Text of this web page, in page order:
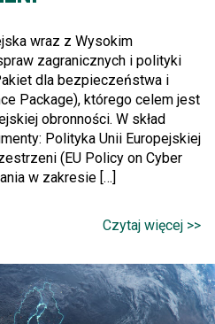
wraz z Wysokim
zagranicznych i polityki
dla bezpieczeństwa i
Package), którego celem jest
obronności. W skład
Polityka Unii Europejskiej
(EU Policy on Cyber
w zakresie […]
Czytaj więcej >>